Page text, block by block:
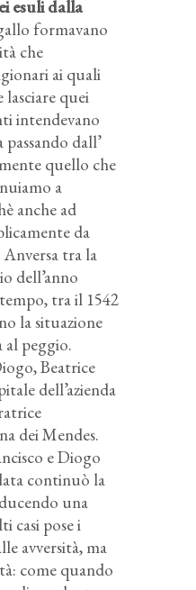
esuli dalla
formavano
che
ai quali
lasciare quei
intendevano
dall’
quello che
a
anche ad
da
Anversa tra la
dell’anno
tra il 1542
la situazione
al peggio.
Beatrice
dell’azienda
dei Mendes.
e Diogo
continuò la
una
casi pose i
avversità, ma
come quando